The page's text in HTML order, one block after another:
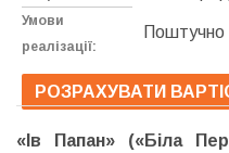
Умови
реалізації:
Поштучно
РОЗРАХУВАТИ
«Ів Папан» («Біла